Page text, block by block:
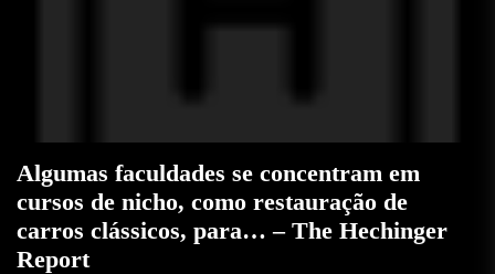
Algumas faculdades se concentram em
cursos de nicho, como restauração de
carros clássicos, para… – The Hechinger
Report